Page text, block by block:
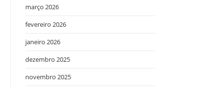
março 2026
fevereiro 2026
janeiro 2026
dezembro 2025
novembro 2025